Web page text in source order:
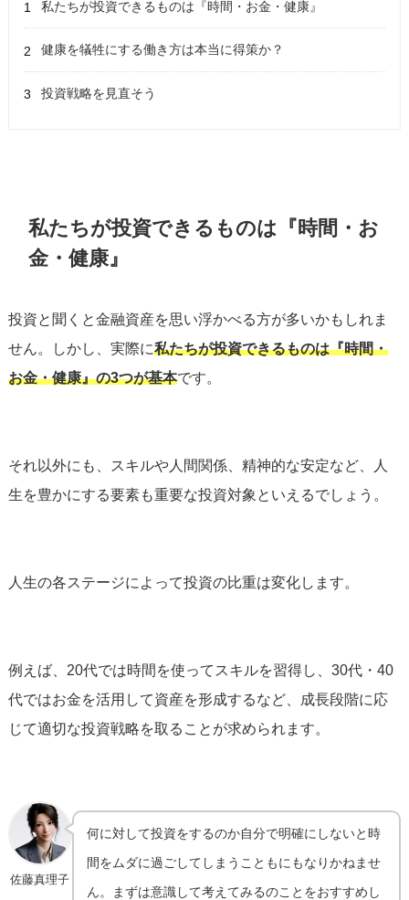
私たちが投資できるものは『時間・お金・健康 』
健康を犠牲にする働き方は本当に得策か？
投資戦略を見直そう
私たちが投資できるものは『時間・お
金・健康 』
投資と聞くと金融資産を思い浮かべる方が多いかもしれま
せん。しかし、実際に私たちが投資できるものは『時間・
お金・健康』の3つが基本です。
それ以外にも、スキルや人間関係、精神的な安定など、人
生を豊かにする要素も重要な投資対象といえるでしょう。
人生の各ステージによって投資の比重は変化します。
例えば、20代では時間を使ってスキルを習得し、30代・40
代ではお金を活用して資産を形成するなど、成長段階に応
じて適切な投資戦略を取ることが求められます。
佐藤真理子
何に対して投資をするのか自分で明確にしないと時
間をムダに過ごしてしまうこともにもなりかねませ
ん。まずは意識して考えてみるのことをおすすめし